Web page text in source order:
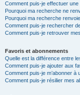
Comment puis-je effectuer
Pourquoi ma recherche ne
Pourquoi ma recherche
Comment puis-je rechercher
Comment puis-je retrouver
Favoris et abonnements
Quelle est la différence entre
Comment puis-je ajouter aux
Comment puis-je m’abonner à
Comment puis-je résilier mes